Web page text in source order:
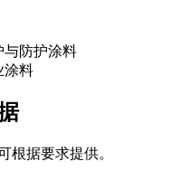
与防护涂料
涂料
根据要求提供。